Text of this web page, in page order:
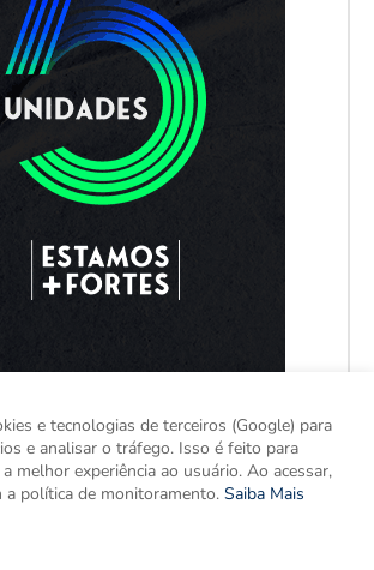
e tecnologias de terceiros (Google) para
e analisar o tráfego. Isso é feito para
melhor experiência ao usuário. Ao acessar,
a política de monitoramento. Saiba Mais